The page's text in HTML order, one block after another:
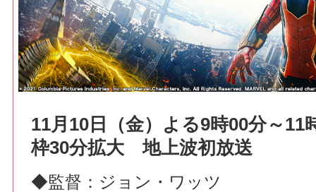
11月10日（金）よる9時00分～
枠30分拡大 地上波初放送
◆監督：ジョン・ワッツ